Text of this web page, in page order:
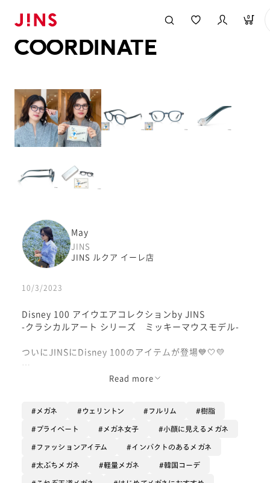
0
COORDINATE
May
JINS
JINS ルクア イーレ店
10/3/2023
Disney 100 アイウエアコレクションby JINS
-クラシカルアート シリーズ ミッキーマウスモデル-
ついにJINSにDisney 100のアイテムが登場💙🤍💛
【クラシカルアート シリーズ】
ーズです！😍
おしりをイメージしたテンプルエンドが
とにかく可愛すぎます…❤️
内側にはドナルドダックのイラストも施されてます！
Read more
メガネ ウェリントン フルリム 樹脂
プライベート メガネ女子 小顔に見えるメガネ
ファッションアイテム インパクトのあるメガネ
太ぶちメガネ 軽量メガネ 韓国コーデ